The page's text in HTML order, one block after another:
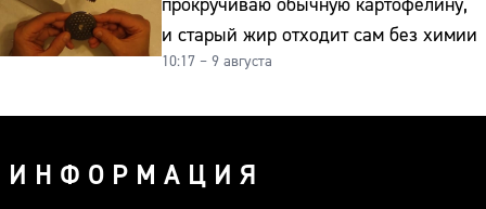
прокручиваю обычную картофелину,
и старый жир отходит сам без химии
10:17 – 9 августа
ИНФОРМАЦИЯ